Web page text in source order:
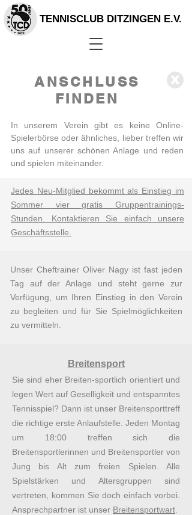
TENNISCLUB DITZINGEN E.V.
ANSCHLUSS
FINDEN
X
In unserem Verein gibt es keine Online-
Spielerbörse oder ähnliches, lieber treffen wir
uns auf unserer schönen Anlage und reden
und spielen miteinander.
Jedes Neu-Mitglied bekommt als Einstieg im
Sommer vier gratis Gruppentrainings-
Stunden. Kontaktieren Sie einfach unsere
Geschäftsstelle.
Unser Cheftrainer Oliver Nagy ist fast jeden
Tag auf der Anlage und steht gerne zur
Verfügung, um Ihren Einstieg in den Verein
zu begleiten und für Sie Spielmöglichkeiten
zu vermitteln.
Breitensport
Sie sind eher Breiten-sportlich orientiert und
legen Wert auf Geselligkeit und entspanntes
Tennisspiel? Dann ist unser Breitensporttreff
die richtige erste Anlaufstelle. Jeden Montag
um 18:00 treffen sich die
Breitensportlerinnen und Breitensportler von
Jung bis Alt zum freien Spielen. Alle
Spielstärken und Altersgruppen sind
vertreten, kommen Sie doch einfach vorbei.
Ansprechpartner ist unser Breitensportwart